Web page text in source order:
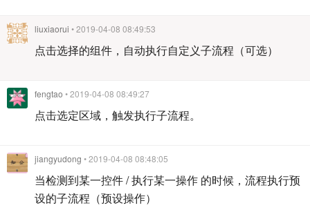
liuxiaorui • 2019-04-08 08:49:53
点击选择的组件，自动执行自定义子流程（可选）
fengtao • 2019-04-08 08:49:27
点击选定区域，触发执行子流程。
jiangyudong • 2019-04-08 08:48:05
当检测到某一控件 / 执行某一操作 的时候，流程执行预
设的子流程（预设操作）